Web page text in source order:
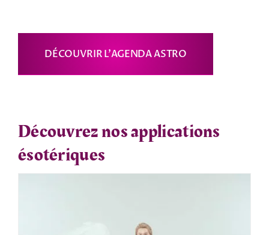
DÉCOUVRIR L’AGENDA ASTRO
Découvrez nos applications
ésotériques